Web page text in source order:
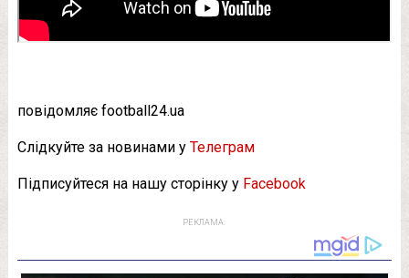
повідомляє football24.ua
Слідкуйте за новинами у Телеграм
Підписуйтеся на нашу сторінку у Facebook
РЕКЛАМА: